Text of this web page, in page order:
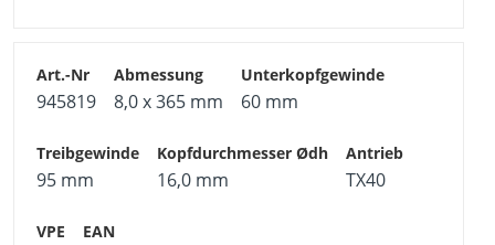
945819 8,0 x 365 mm 60 mm
95 mm 16,0 mm TX40